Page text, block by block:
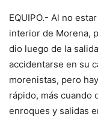
EQUIPO.- Al no
interior de Morena,
dio luego de la
accidentarse en su
morenistas, pero
rápido, más cuando
enroques y salidas